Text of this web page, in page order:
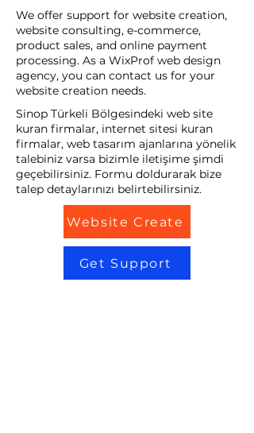
We offer support for website creation,
website consulting, e-commerce,
product sales, and online payment
processing. As a WixProf web design
agency, you can contact us for your
website creation needs.
Sinop Türkeli Bölgesindeki web site
kuran firmalar, internet sitesi kuran
firmalar, web tasarım ajanlarına yönelik
talebiniz varsa bizimle iletişime şimdi
geçebilirsiniz. Formu doldurarak bize
talep detaylarınızı belirtebilirsiniz.
Website Create
Get Support